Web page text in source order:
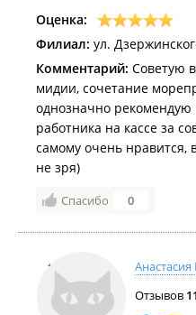
Оценка:
Филиал: ул.
Комментарий: Советую
мидии, сочетание
однозначно рекомендую
работника на кассе за
самому очень нравится,
не зря)
Спасибо 0
Отзывов 11